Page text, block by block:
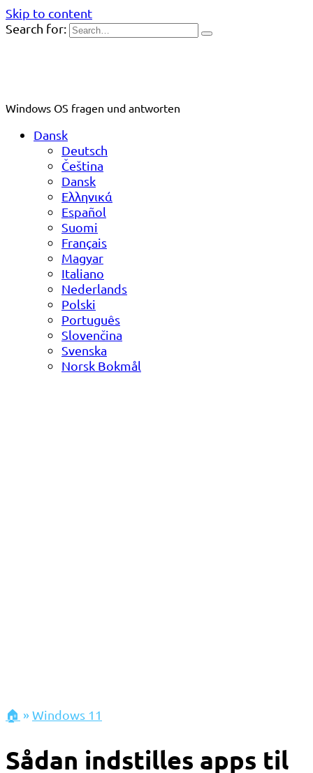
Skip to content
Search for:
Windows OS fragen und antworten
Dansk
Deutsch
Čeština
Dansk
Ελληνικά
Español
Suomi
Français
Magyar
Italiano
Nederlands
Polski
Português
Slovenčina
Svenska
Norsk Bokmål
🏠 »Windows 11
Sådan indstilles apps til